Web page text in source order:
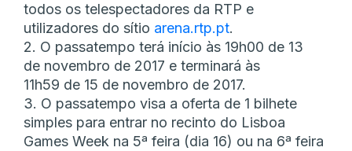
todos os telespectadores da RTP e
utilizadores do sítio arena.rtp.pt.
2. O passatempo terá início às 19h00 de 13
de novembro de 2017 e terminará às
11h59 de 15 de novembro de 2017.
3. O passatempo visa a oferta de 1 bilhete
simples para entrar no recinto do Lisboa
Games Week na 5ª feira (dia 16) ou na 6ª feira